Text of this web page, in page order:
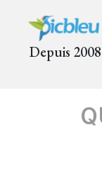
Depuis 2008